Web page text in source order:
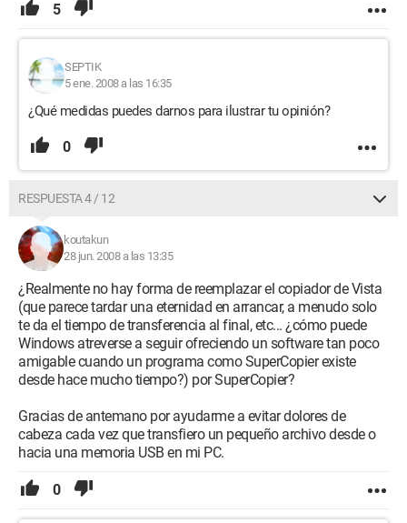
5
SEPTIK
5 ene. 2008 a las 16:35
¿Qué medidas puedes darnos para ilustrar tu opinión?
0
RESPUESTA 4 / 12
koutakun
28 jun. 2008 a las 13:35
¿Realmente no hay forma de reemplazar el copiador de Vista
(que parece tardar una eternidad en arrancar, a menudo solo
te da el tiempo de transferencia al final, etc... ¿cómo puede
Windows atreverse a seguir ofreciendo un software tan poco
amigable cuando un programa como SuperCopier existe
desde hace mucho tiempo?) por SuperCopier?
Gracias de antemano por ayudarme a evitar dolores de
cabeza cada vez que transfiero un pequeño archivo desde o
hacia una memoria USB en mi PC.
0